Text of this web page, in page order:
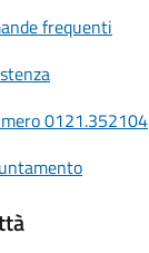
frequenti
0121.352104